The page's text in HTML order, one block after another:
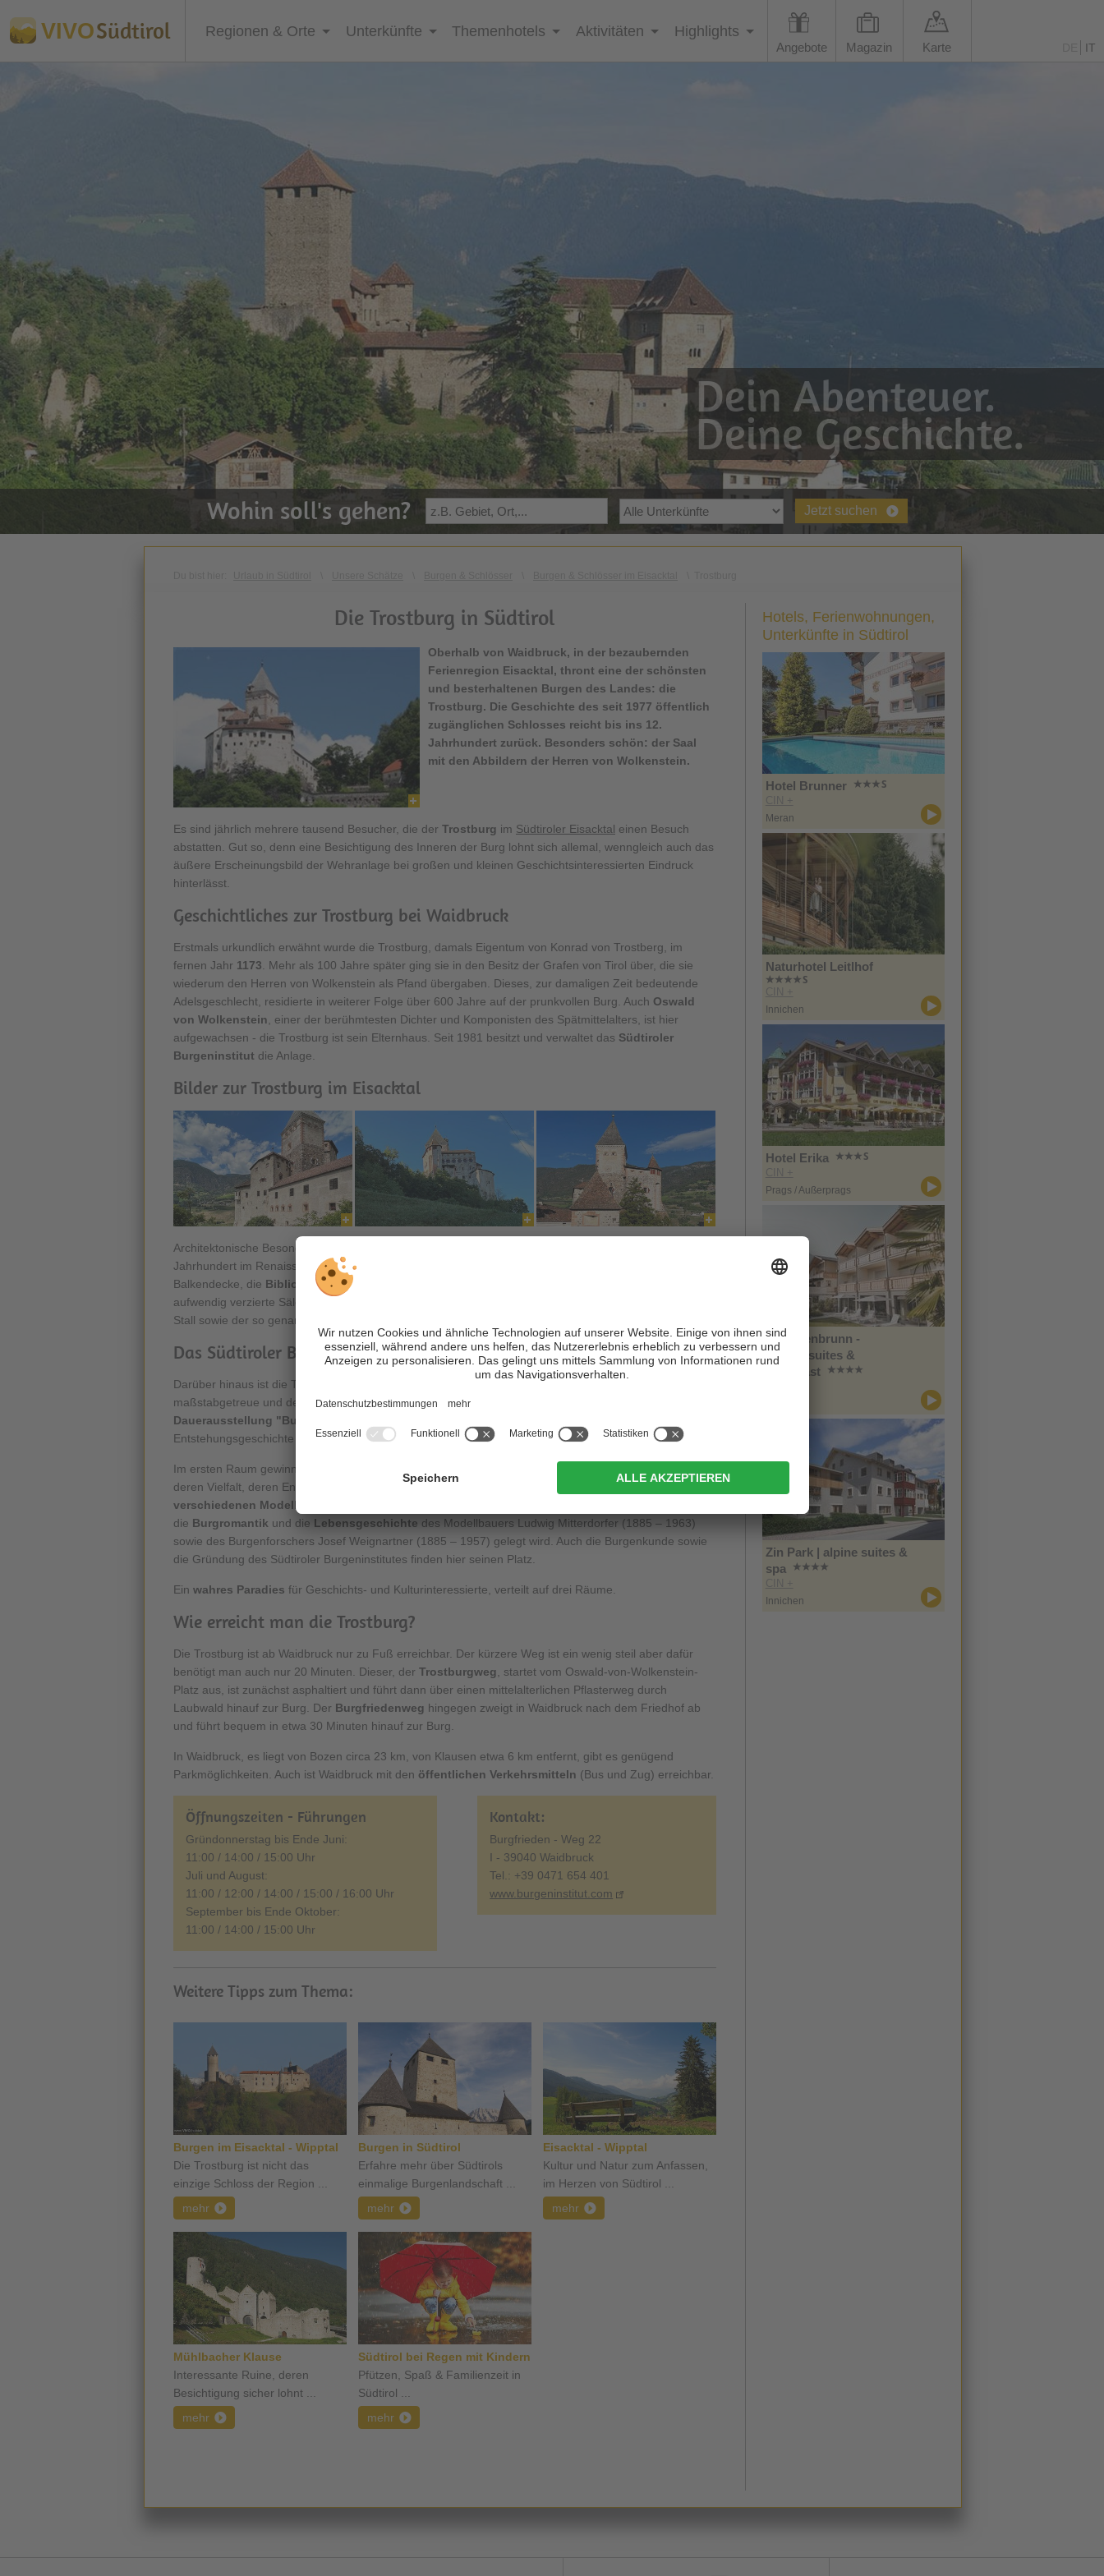
VIVOSüdtirol Regionen & Orte Unterkünfte Themenhotels Aktivitäten Highlights
Angebote Magazin Karte IT
Dein Abenteuer.
Deine Geschichte.
Wohin soll's gehen? Jetzt suchen
Die Trostburg in Südtirol
Oberhalb von Waidbruck, in der bezaubernden
Ferienregion Eisacktal, thront eine der schönsten
und besterhaltenen Burgen des Landes: die
Trostburg. Die Geschichte des seit 1977 öffentlich
zugänglichen Schlosses reicht bis ins 12.
Jahrhundert zurück. Besonders schön: der Saal
mit den Abbildern der Herren von Wolkenstein.
Es sind jährlich mehrere tausend Besucher, die der Trostburg im Südtiroler Eisacktal einen Besuch
abstatten. Gut so, denn eine Besichtigung des Inneren der Burg lohnt sich allemal, wenngleich auch das
äußere Erscheinungsbild der Wehranlage bei großen und kleinen Geschichtsinteressierten Eindruck
hinterlässt.
Geschichtliches zur Trostburg bei Waidbruck
Erstmals urkundlich erwähnt wurde die Trostburg, damals Eigentum von Konrad von Trostberg, im
fernen Jahr 1173 . Mehr als 100 Jahre später ging sie in den Besitz der Grafen von Tirol über, die sie
wiederum den Herren von Wolkenstein als Pfand übergaben. Dieses, zur damaligen Zeit bedeutende
Adelsgeschlecht, residierte in weiterer Folge über 600 Jahre auf der prunkvollen Burg. Auch Oswald
von Wolkenstein , einer der berühmtesten Dichter und Komponisten des Spätmittelalters, ist hier
aufgewachsen - die Trostburg ist sein Elternhaus. Seit 1981 besitzt und verwaltet das Südtiroler
Burgeninstitut die Anlage.
Bilder zur Trostburg im Eisacktal
Architektonische Besonderheiten der Burg, die im 14. und 16. Jahrhundert ausgebaut und im 17.
Jahrhundert im Renaissance - Stil umgebaut wurde, sind die
Balkendecke, die Bibliothek, die malerische, reich verzierte
aufwendig verzierte Säle. Ebenso sehenswert sind die weitläufige Vorburg mit Kaserne und Graben, der
Stall sowie der so genannte
Das Südtiroler Burgenmuseum
Darüber hinaus ist die Trostburg seit 2005 offizieller Sitz des Südtiroler Burgenmuseums
maßstabgetreue und detailverliebte Modelle von Burgen und Schlössern bieten im Rahmen der
Dauerausstellung "Burgen - Bauwerke der Geschichte"
Entstehungsgeschichte verschiedenster Südtiroler Wehranlagen.
Im ersten Raum gewinnt der Besucher einen
deren Vielfalt, deren Entstehung und Entwicklung. Raum zwei zeigt das Herzstück der Ausstellung, die
verschiedenen Modelle
die Burgromantik und die Lebensgeschichte des Modellbauers Ludwig Mitterdorfer (1885 – 1963)
sowie des Burgenforschers Josef Weignartner (1885 – 1957) gelegt wird. Auch die Burgenkunde sowie
die Gründung des Südtiroler Burgeninstitutes finden hier seinen Platz.
Ein wahres Paradies für Geschichts- und Kulturinteressierte, verteilt auf drei Räume.
Wie erreicht man die Trostburg?
Die Trostburg ist ab Waidbruck nur zu Fuß erreichbar. Der kürzere Weg ist ein wenig steil aber dafür
benötigt man auch nur 20 Minuten. Dieser, der Trostburgweg , startet vom Oswald-von-Wolkenstein-
Platz aus, ist zunächst asphaltiert und führt dann über einen mittelalterlichen Pflasterweg durch
Laubwald hinauf zur Burg. Der Burgfriedenweg hingegen zweigt in Waidbruck nach dem Friedhof ab
und führt bequem in etwa 30 Minuten hinauf zur Burg.
In Waidbruck, es liegt von Bozen circa 23 km, von Klausen etwa 6 km entfernt, gibt es genügend
Parkmöglichkeiten. Auch ist Waidbruck mit den öffentlichen Verkehrsmitteln (Bus und Zug) erreichbar.
Öffnungszeiten - Führungen
Gründonnerstag bis Ende Juni:
11:00 / 14:00 / 15:00 Uhr
Juli und August:
11:00 / 12:00 / 14:00 / 15:00 / 16:00 Uhr
September bis Ende Oktober:
11:00 / 14:00 / 15:00 Uhr
Kontakt:
Burgfrieden - Weg 22
I - 39040 Waidbruck
Tel.: +39 0471 654 401
www.burgeninstitut.com
Weitere Tipps zum Thema:
Burgen im Eisacktal - Wipptal
Die Trostburg ist nicht das
einzige Schloss der Region ...
mehr
Burgen in Südtirol
Erfahre mehr über Südtirols
einmalige Burgenlandschaft ...
mehr
Eisacktal - Wipptal
Kultur und Natur zum Anfassen,
im Herzen von Südtirol ...
mehr
Mühlbacher Klause
Interessante Ruine, deren
Besichtigung sicher lohnt ...
mehr
Südtirol bei Regen mit Kindern
Pfützen, Spaß & Familienzeit in
Südtirol ...
mehr
Hotels, Ferienwohnungen,
Unterkünfte in Südtirol
Hotel Brunner
CIN +
Meran
Naturhotel Leitlhof
CIN +
Innichen
Hotel Erika
CIN +
Prags / Außerprags
Im Tiefenbrunn -
Gardensuites &
Breakfast
Zin Park | alpine suites &
spa
CIN +
Innichen